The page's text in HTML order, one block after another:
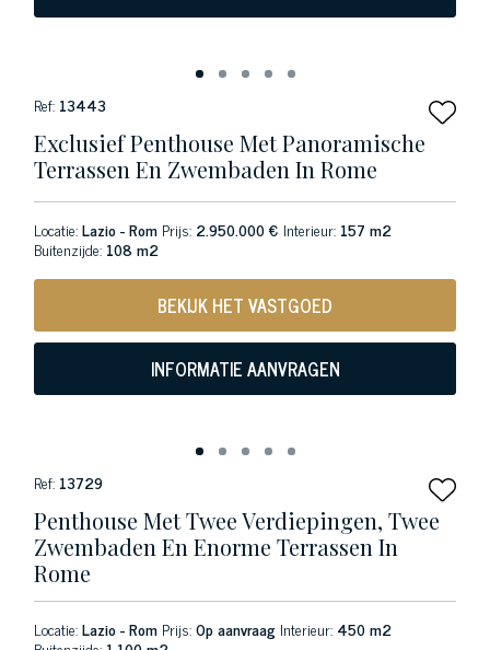
Ref: 13443
Exclusief Penthouse Met Panoramische
Terrassen En Zwembaden In Rome
Locatie:Lazio - Rom Prijs: 2.950.000 € Interieur: 157 m2
Buitenzijde: 108 m2
BEKIJK HET VASTGOED
INFORMATIE AANVRAGEN
Ref: 13729
Penthouse Met Twee Verdiepingen, Twee
Zwembaden En Enorme Terrassen In
Rome
Locatie:Lazio - Rom Prijs:Op aanvraag Interieur: 450 m2